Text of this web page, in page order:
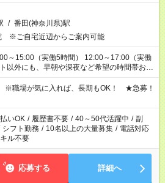
/ 番田(神奈川県)駅
※ご自宅近辺からご案内可能
～15:00（実働5時間） 12:00～17:00（実働
に担当からヒアリングもしますので、ご安
※職場が気に入れば、長期もOK！ ★急募！
いOK / 履歴書不要 / 40～50代活躍中 / 副
シフト勤務 / 10名以上の大量募集 / 電話対応
ル不要
応募する 詳細へ